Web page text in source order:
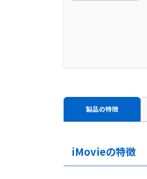
製品の特徴
iMovieの特徴